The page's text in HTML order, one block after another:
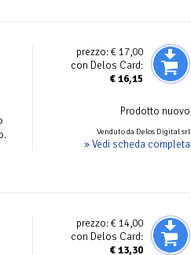
prezzo:€ 17,00
con Delos Card:
€16,15
Prodotto nuovo
Venduto da Delos Digital srl
» Vedi scheda completa
prezzo:€ 14,00
con Delos Card:
€13,30